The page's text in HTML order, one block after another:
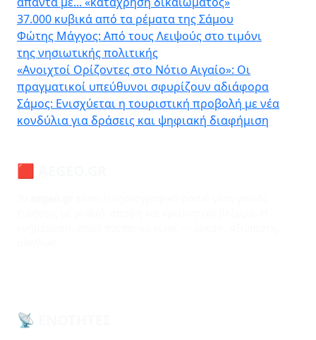
37.000 κυβικά από τα ρέματα της Σάμου
Φώτης Μάγγος: Από τους Λειψούς στο τιμόνι
της νησιωτικής πολιτικής
«Ανοιχτοί Ορίζοντες στο Νότιο Αιγαίο»: Οι
πραγματικοί υπεύθυνοι σφυρίζουν αδιάφορα
Σάμος: Ενισχύεται η τουριστική προβολή με νέα
κονδύλια για δράσεις και ψηφιακή διαφήμιση
🟥 AEGEO.GR
📡 ΕΝΌΤΗΤΕΣ